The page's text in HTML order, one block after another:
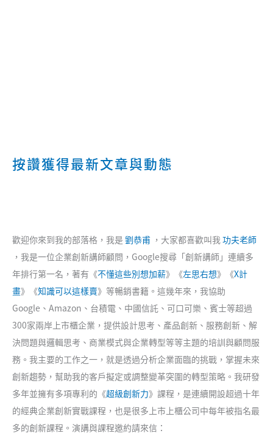
按讚獲得最新文章與動態
歡迎你來到我的部落格，我是 劉恭甫 ，大家都喜歡叫我功夫老師
，我是一位企業創新講師顧問，Google搜尋「創新講師」連續多
年排行第一名，著有《不懂這些別想加薪》《左思右想》《X計
畫》《知識可以這樣賣》等暢銷書籍。這幾年來，我協助
Google、Amazon、台積電、中國信託、可口可樂、賓士等超過
300家兩岸上市櫃企業，提供設計思考、產品創新、服務創新、解
決問題與邏輯思考、商業模式與企業轉型等等主題的培訓與顧問服
務。我主要的工作之一，就是透過分析企業面臨的挑戰，掌握未來
創新趨勢，幫助我的客戶擬定或調整變革突圍的轉型策略。我研發
多年並擁有多項專利的《超級創新力》課程，是連續開設超過十年
的經典企業創新實戰課程，也是很多上市上櫃公司中每年被指名最
多的創新課程。演講與課程邀約請來信：